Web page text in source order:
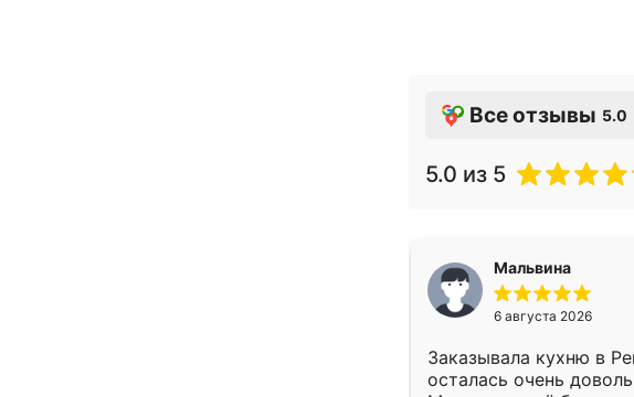
Все отзывы 5.0
5.0 из 5
Мальвина
6 августа 2026
Заказывала кухню в
осталась очень